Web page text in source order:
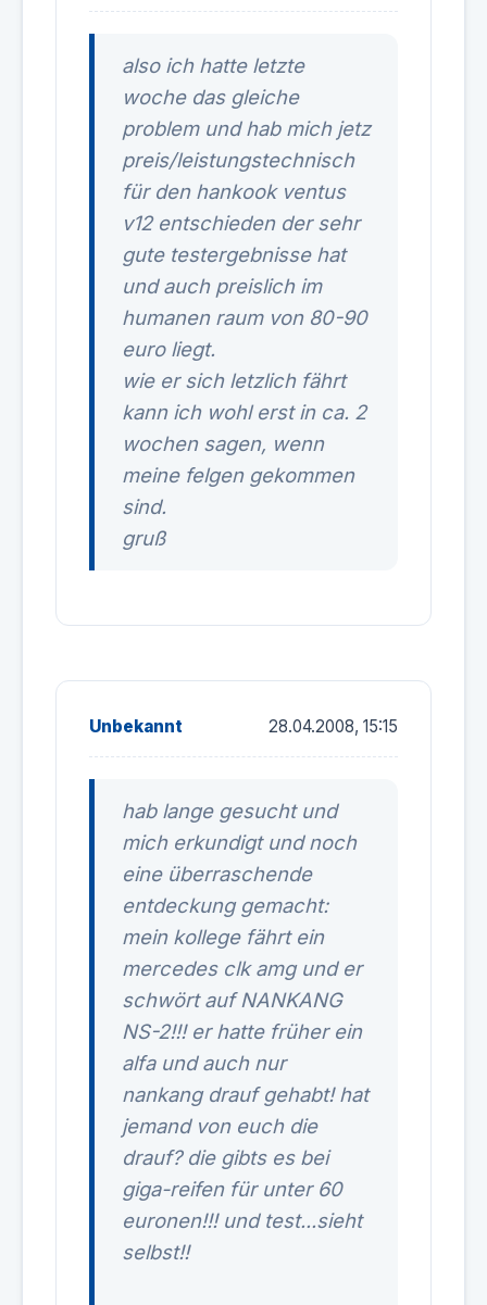
also ich hatte letzte
woche das gleiche
problem und hab mich jetz
preis/leistungstechnisch
für den hankook ventus
v12 entschieden der sehr
gute testergebnisse hat
und auch preislich im
humanen raum von 80-90
euro liegt.
wie er sich letzlich fährt
kann ich wohl erst in ca. 2
wochen sagen, wenn
meine felgen gekommen
sind.
gruß
Unbekannt 28.04.2008, 15:15
hab lange gesucht und
mich erkundigt und noch
eine überraschende
entdeckung gemacht:
mein kollege fährt ein
mercedes clk amg und er
schwört auf NANKANG
NS-2!!! er hatte früher ein
alfa und auch nur
nankang drauf gehabt! hat
jemand von euch die
drauf? die gibts es bei
giga-reifen für unter 60
euronen!!! und test...sieht
selbst!!